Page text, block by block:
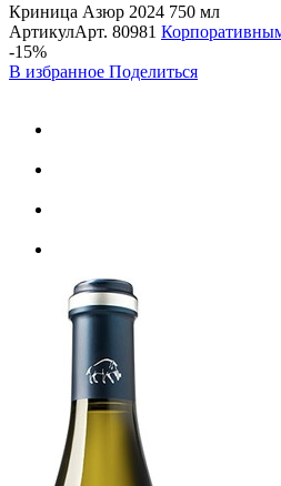
Криница Азюр 2024 750 мл
АртикулАрт. 80981
-15%
В избранное Поделиться